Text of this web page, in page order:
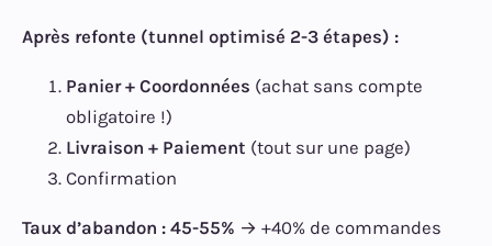
Après refonte (tunnel optimisé 2-3 étapes) :
Panier + Coordonnées (achat sans compte
obligatoire !)
Livraison + Paiement (tout sur une page)
Confirmation
Taux d’abandon : 45-55% → +40% de commandes